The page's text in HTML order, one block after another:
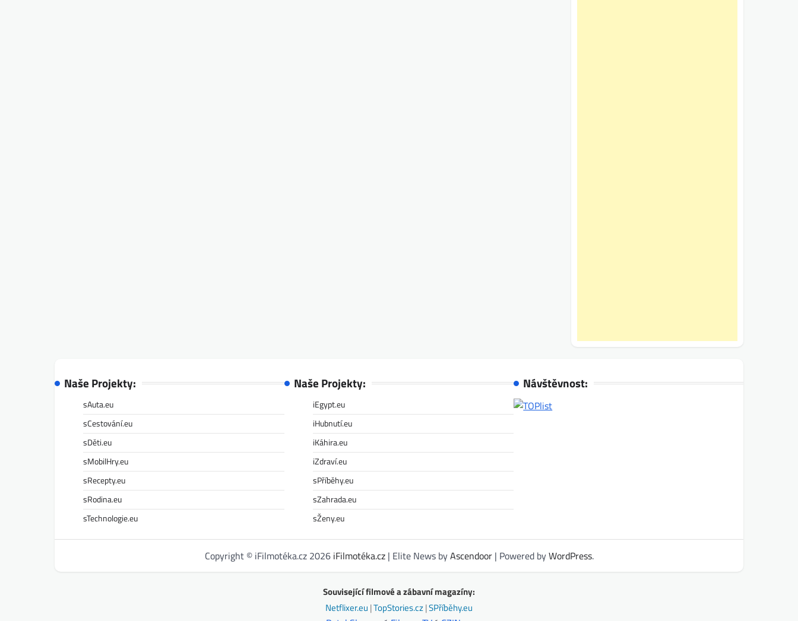
Naše Projekty:
sAuta.eu
sCestování.eu
sDěti.eu
sMobilHry.eu
sRecepty.eu
sRodina.eu
sTechnologie.eu
Naše Projekty:
iEgypt.eu
iHubnutí.eu
iKáhira.eu
iZdraví.eu
sPříběhy.eu
sZahrada.eu
sŽeny.eu
Návštěvnost:
Copyright © iFilmotéka.cz 2026 iFilmotéka.cz| Elite News byAscendoor| Powered byWordPress.
Související filmové a zábavní magazíny:
Netflixer.eu |TopStories.cz|SPříběhy.eu